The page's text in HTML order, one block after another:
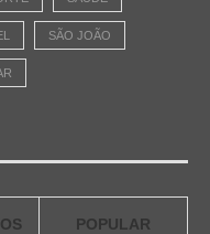
SÃO JOÃO
POPULAR